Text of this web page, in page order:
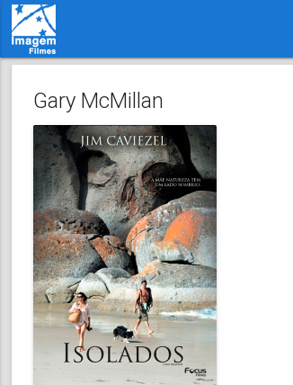
Gary McMillan